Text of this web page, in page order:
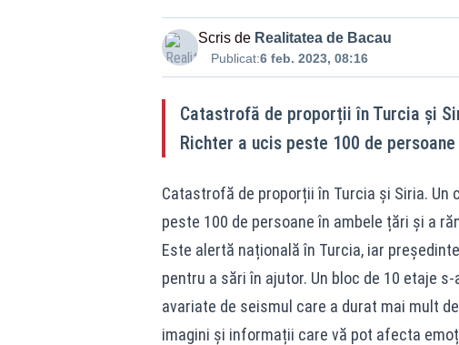
Scris de Realitatea de Bacau
Publicat:6 feb. 2023, 08:16
Catastrofă de proporții în Turcia și
Richter a ucis peste 100 de
Catastrofă de proporții în Turcia și Siria.
peste 100 de persoane în ambele țări și a
Este alertă națională în Turcia, iar
pentru a sări în ajutor. Un bloc de 10 etaje
avariate de seismul care a durat mai mult
imagini și informații care vă pot afecta